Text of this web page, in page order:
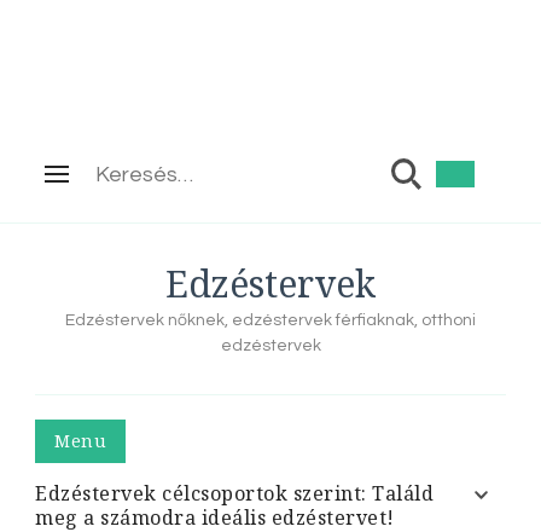
Keresés:
Edzéstervek
Edzéstervek nőknek, edzéstervek férfiaknak, otthoni
edzéstervek
Menu
Edzéstervek célcsoportok szerint: Találd
meg a számodra ideális edzéstervet!